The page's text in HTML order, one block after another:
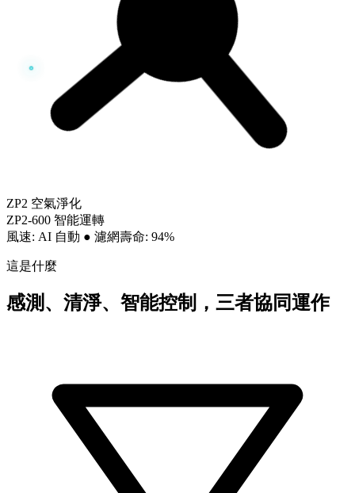
ZP2 空氣淨化
ZP2-600 智能運轉
風速: AI 自動 ● 濾網壽命: 94%
這是什麼
感測、清淨、智能控制，三者協同運作